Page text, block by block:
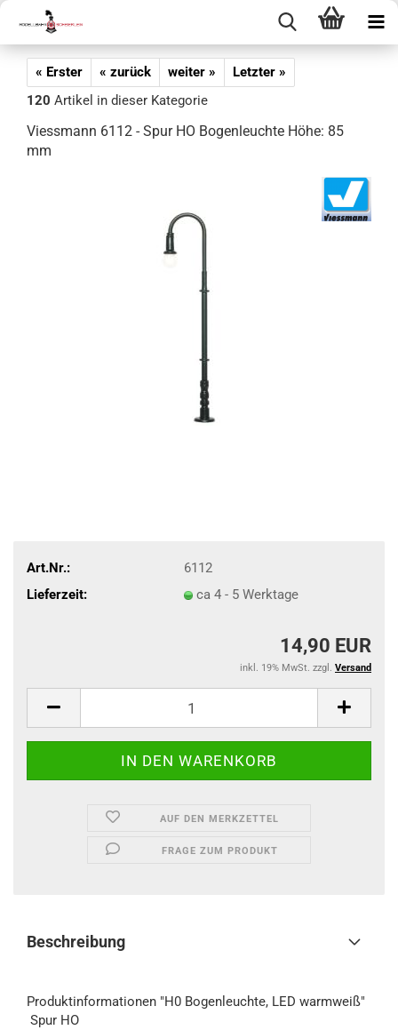
« Erster « zurück weiter »
Letzter »
120 Artikel in dieser Kategorie
Viessmann 6112 - Spur HO Bogenleuchte Höhe: 85
mm
Art.Nr.:
6112
Lieferzeit:
ca 4 - 5 Werktage
14,90 EUR
inkl. 19% MwSt. zzgl. Versand
AUF DEN MERKZETTEL
FRAGE ZUM PRODUKT
Beschreibung
Produktinformationen "H0 Bogenleuchte, LED warmweiß"
Spur HO